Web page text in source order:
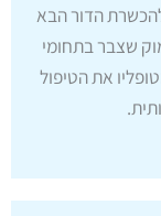
להכשרת הדור הבא
שצבר בתחומי
את הטיפול